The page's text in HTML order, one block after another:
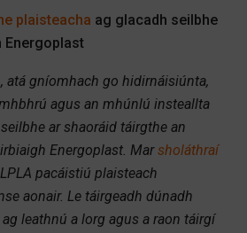
plaisteacha ag glacadh seilbhe
Energoplast
atá gníomhach go hidirnáisiúnta,
agus an mhúnlú insteallta
ar shaoráid táirgthe an
Energoplast. Marsholáthraí
pacáistiú plaisteach
aonair. Le táirgeadh dúnadh
leathnú a lorg agus a raon táirgí